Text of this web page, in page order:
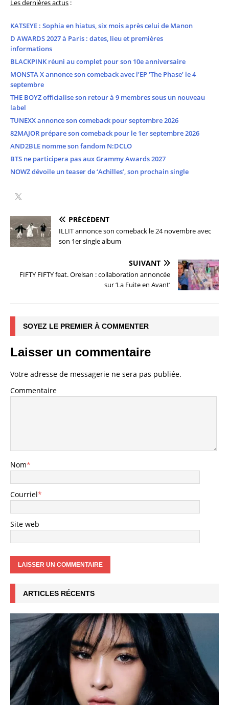
Les dernières actus :
KATSEYE : Sophia en hiatus, six mois après celui de Manon
D AWARDS 2027 à Paris : dates, lieu et premières
informations
BLACKPINK réuni au complet pour son 10e anniversaire
MONSTA X annonce son comeback avec l’EP ‘The Phase’ le 4
septembre
THE BOYZ officialise son retour à 9 membres sous un nouveau
label
TUNEXX annonce son comeback pour septembre 2026
82MAJOR prépare son comeback pour le 1er septembre 2026
AND2BLE nomme son fandom N:DCLO
BTS ne participera pas aux Grammy Awards 2027
NOWZ dévoile un teaser de ‘Achilles’, son prochain single
PRÉCÉDENT
ILLIT annonce son comeback le 24 novembre avec
son 1er single album
SUIVANT
FIFTY FIFTY feat. Orelsan : collaboration annoncée
sur ‘La Fuite en Avant’
SOYEZ LE PREMIER À COMMENTER
Laisser un commentaire
Votre adresse de messagerie ne sera pas publiée.
Commentaire
Nom*
Courriel*
Site web
ARTICLES RÉCENTS